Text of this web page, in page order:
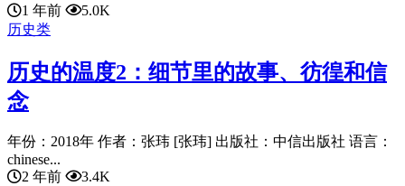
1 年前
5.0K
历史类
历史的温度2：细节里的故事、彷徨和信
念
年份：2018年 作者：张玮 [张玮] 出版社：中信出版社 语言：
chinese...
2 年前
3.4K